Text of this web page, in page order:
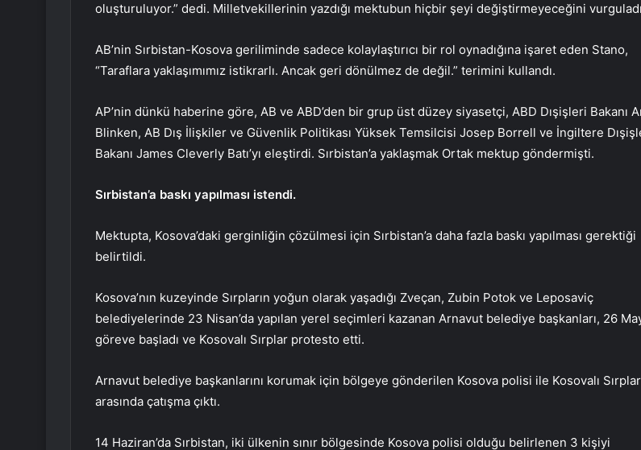
oluşturuluyor.” dedi. Milletvekillerinin yazdığı mektubun hiçbir şeyi değiştirmeyeceğini
AB’nin Sırbistan-Kosova geriliminde sadece kolaylaştırıcı bir rol oynadığına işaret eden Stano,
“Taraflara yaklaşımımız istikrarlı. Ancak geri dönülmez de değil.” terimini kullandı.
AP’nin dünkü haberine göre, AB ve ABD’den bir grup üst düzey siyasetçi, ABD Dışişleri Bakanı
Blinken, AB Dış İlişkiler ve Güvenlik Politikası Yüksek Temsilcisi Josep Borrell ve İngiltere
Bakanı James Cleverly Batı’yı eleştirdi. Sırbistan’a yaklaşmak Ortak mektup göndermişti.
Sırbistan’a baskı yapılması istendi.
Mektupta, Kosova’daki gerginliğin çözülmesi için Sırbistan’a daha fazla baskı yapılması gerektiği
belirtildi.
Kosova’nın kuzeyinde Sırpların yoğun olarak yaşadığı Zveçan, Zubin Potok ve Leposaviç
belediyelerinde 23 Nisan’da yapılan yerel seçimleri kazanan Arnavut belediye başkanları, 26
göreve başladı ve Kosovalı Sırplar protesto etti.
Arnavut belediye başkanlarını korumak için bölgeye gönderilen Kosova polisi ile Kosovalı Sırplar
arasında çatışma çıktı.
14 Haziran’da Sırbistan, iki ülkenin sınır bölgesinde Kosova polisi olduğu belirlenen 3 kişiyi